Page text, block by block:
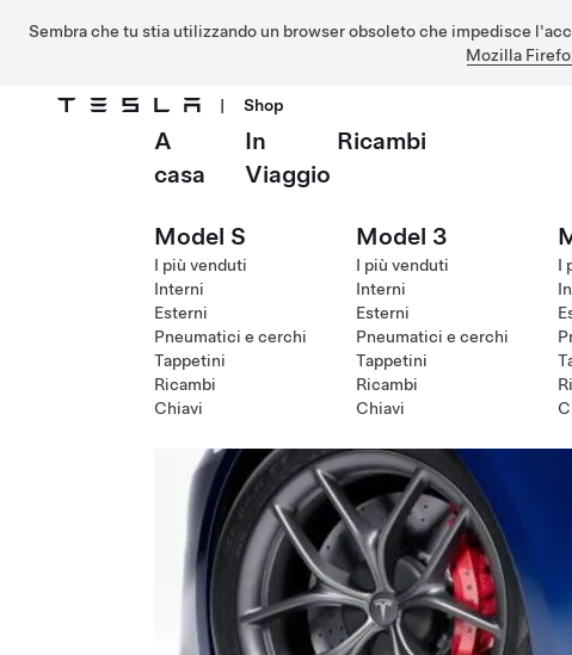
Sembra che tu stia utilizzando un browser obsoleto che impedisce
Mozilla
Passa al contenuto principale
| Shop
A
casa
In
Viaggio
Ricambi
Model S
I più venduti
Interni
Esterni
Pneumatici e cerchi
Tappetini
Ricambi
Chiavi
Model 3
I più venduti
Interni
Esterni
Pneumatici e cerchi
Tappetini
Ricambi
Chiavi
I